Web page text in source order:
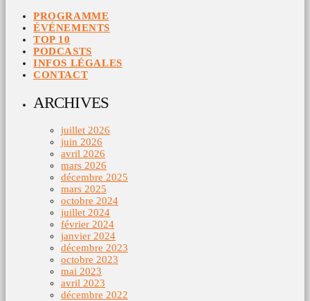
PROGRAMME
ÉVÉNEMENTS
TOP 10
PODCASTS
INFOS LÉGALES
CONTACT
ARCHIVES
juillet 2026
juin 2026
avril 2026
mars 2026
décembre 2025
mars 2025
octobre 2024
juillet 2024
février 2024
janvier 2024
décembre 2023
octobre 2023
mai 2023
avril 2023
décembre 2022